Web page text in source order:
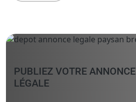
PUBLIEZ VOTRE ANNONCE
LÉGALE